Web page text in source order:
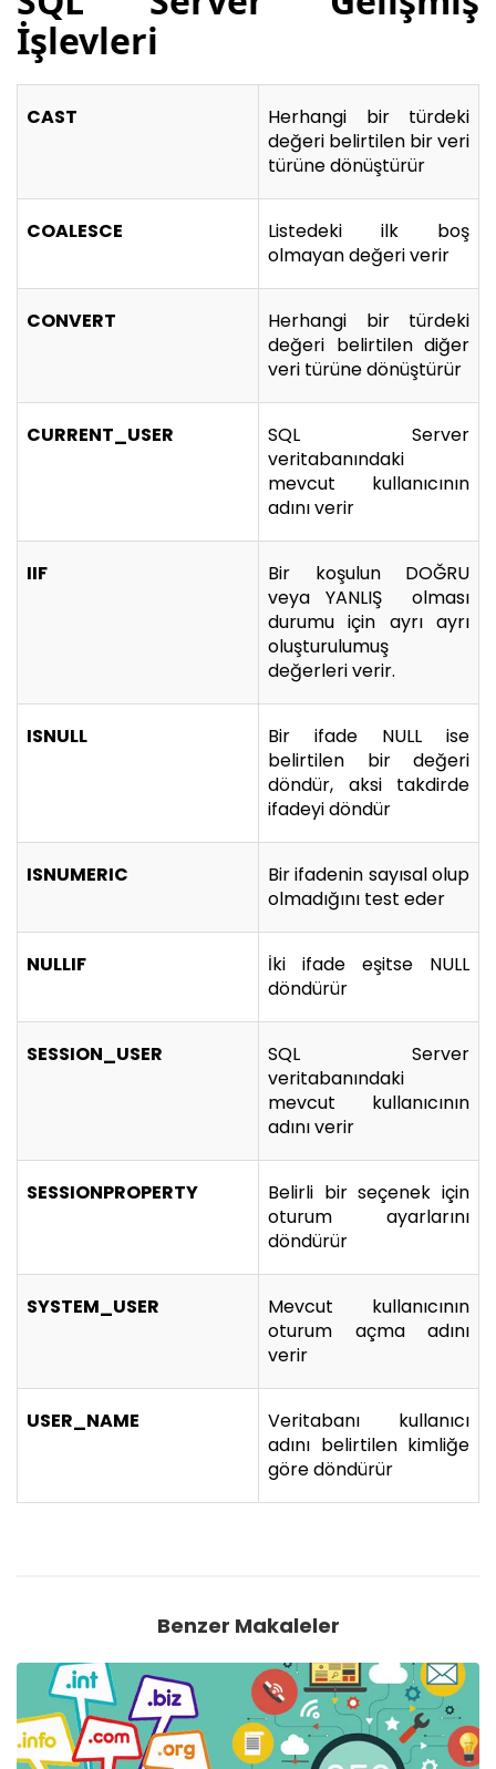
İşlevleri
CAST
Herhangi bir türdeki
değeri belirtilen bir veri
türüne dönüştürür
COALESCE
Listedeki ilk boş
olmayan değeri verir
CONVERT
Herhangi bir türdeki
değeri belirtilen diğer
veri türüne dönüştürür
CURRENT_USER
SQL Server
veritabanındaki
mevcut kullanıcının
adını verir
IIF
Bir koşulun DOĞRU
veya YANLIŞ olması
durumu için ayrı ayrı
oluşturulumuş
değerleri verir.
ISNULL
Bir ifade NULL ise
belirtilen bir değeri
döndür, aksi takdirde
ifadeyi döndür
ISNUMERIC
Bir ifadenin sayısal olup
olmadığını test eder
NULLIF
İki ifade eşitse NULL
döndürür
SESSION_USER
SQL Server
veritabanındaki
mevcut kullanıcının
adını verir
SESSIONPROPERTY
Belirli bir seçenek için
oturum ayarlarını
döndürür
SYSTEM_USER
Mevcut kullanıcının
oturum açma adını
verir
USER_NAME
Veritabanı kullanıcı
adını belirtilen kimliğe
göre döndürür
Benzer Makaleler